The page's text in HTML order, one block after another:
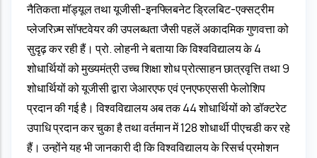
नैतिकता मॉड्यूल तथा यूजीसी-इनफ्लिबनेट ड्रिलबिट-एक्सट्रीम
प्लेजरिज़्म सॉफ्टवेयर की उपलब्धता जैसी पहलें अकादमिक गुणवत्ता को
सुदृढ़ कर रही हैं। प्रो. लोहनी ने बताया कि विश्वविद्यालय के 4
शोधार्थियों को मुख्यमंत्री उच्च शिक्षा शोध प्रोत्साहन छात्रवृत्ति तथा 9
शोधार्थियों को यूजीसी द्वारा जेआरएफ एवं एनएफएससी फेलोशिप
प्रदान की गई है। विश्वविद्यालय अब तक 44 शोधार्थियों को डॉक्टरेट
उपाधि प्रदान कर चुका है तथा वर्तमान में 128 शोधार्थी पीएचडी कर रहे
हैं। उन्होंने यह भी जानकारी दी कि विश्वविद्यालय के रिसर्च प्रमोशन